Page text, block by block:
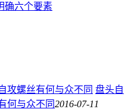
确六个要素
盘头自
何与众不同2016-07-11